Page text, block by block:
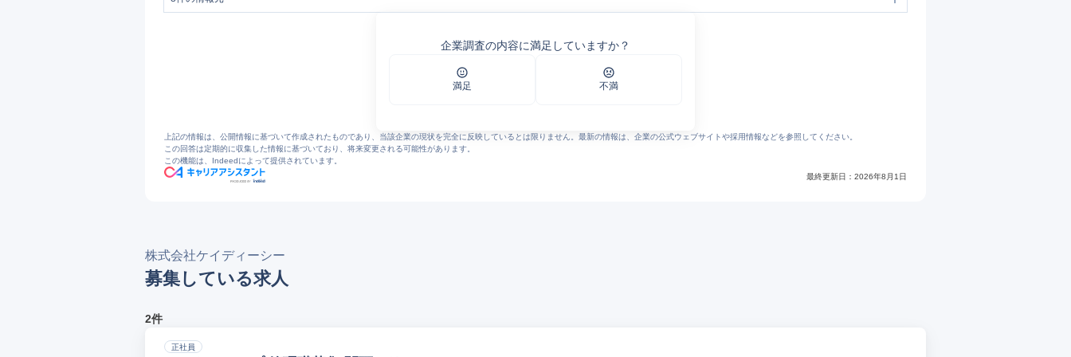
企業調査の内容に満足していますか？
満足 不満
上記の情報は、公開情報に基づいて作成されたものであり、当該企業の現状を完全に反映しているとは限りません。最新の情報は、企業の公式ウェブサイトや採用情報などを参照してください。
この回答は定期的に収集した情報に基づいており、将来変更される可能性があります。
この機能は、Indeedによって提供されています。
最終更新日： 2026年8月1日
株式会社ケイディーシー
募集している求人
2件
正社員